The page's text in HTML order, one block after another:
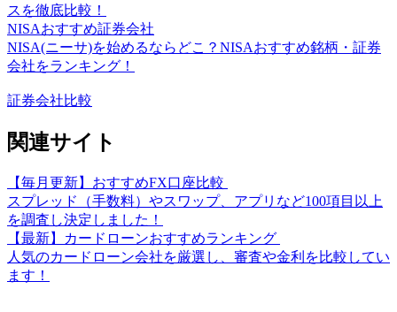
スを徹底比較！
NISAおすすめ証券会社
NISA(ニーサ)を始めるならどこ？NISAおすすめ銘柄・証券
会社をランキング！
証券会社比較
関連サイト
【毎月更新】おすすめFX口座比較
スプレッド（手数料）やスワップ、アプリなど100項目以上
を調査し決定しました！
【最新】カードローンおすすめランキング
人気のカードローン会社を厳選し、審査や金利を比較してい
ます！